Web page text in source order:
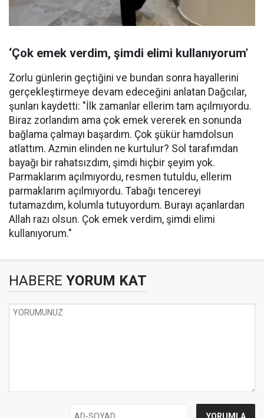
‘Çok emek verdim, şimdi elimi kullanıyorum’
Zorlu günlerin geçtiğini ve bundan sonra hayallerini
gerçekleştirmeye devam edeceğini anlatan Dağcılar,
şunları kaydetti: "İlk zamanlar ellerim tam açılmıyordu.
Biraz zorlandım ama çok emek vererek en sonunda
bağlama çalmayı başardım. Çok şükür hamdolsun
atlattım. Azmin elinden ne kurtulur? Sol tarafımdan
bayağı bir rahatsızdım, şimdi hiçbir şeyim yok.
Parmaklarım açılmıyordu, resmen tutuldu, ellerim
parmaklarım açılmıyordu. Tabağı tencereyi
tutamazdım, kolumla tutuyordum. Burayı açanlardan
Allah razı olsun. Çok emek verdim, şimdi elimi
kullanıyorum."
HABERE YORUM KAT